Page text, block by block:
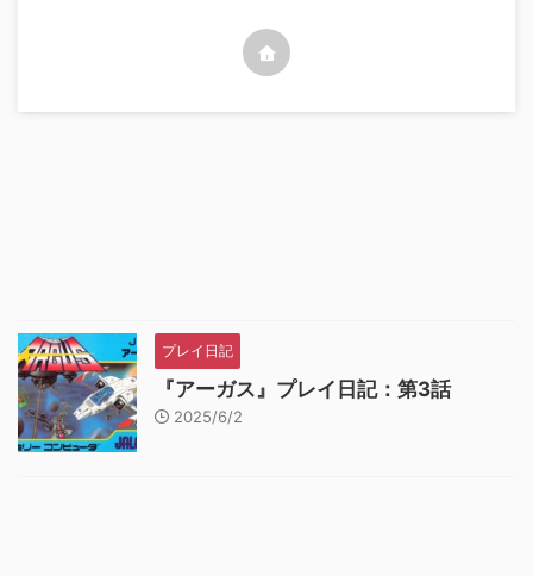
プレイ日記
『アーガス』プレイ日記：第3話
2025/6/2